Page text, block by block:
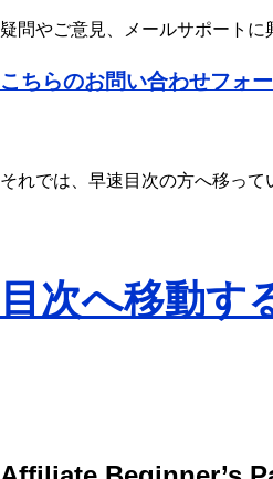
疑問やご意見、メールサポートに
こちらのお問い合わせフォ
それでは、早速目次の方へ移って
目次へ移動す